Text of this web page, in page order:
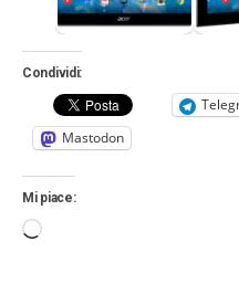
Condividi:
Mastodon
Mi piace:
Caricamento